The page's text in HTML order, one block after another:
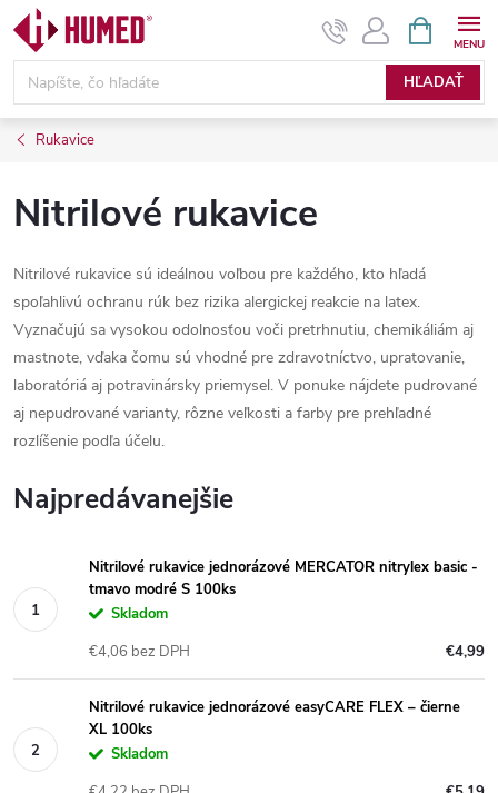
Prejsť
obsah
HĽADAŤ
KOŠÍK
Rukavice
Nitrilové rukavice
Nitrilové rukavice sú ideálnou voľbou pre každého, kto hľadá
spoľahlivú ochranu rúk bez rizika alergickej reakcie na latex.
Vyznačujú sa vysokou odolnosťou voči pretrhnutiu, chemikáliám aj
mastnote, vďaka čomu sú vhodné pre zdravotníctvo, upratovanie,
laboratóriá aj potravinársky priemysel. V ponuke nájdete pudrované
aj nepudrované varianty, rôzne veľkosti a farby pre prehľadné
rozlíšenie podľa účelu.
Najpredávanejšie
Nitrilové rukavice jednorázové MERCATOR nitrylex basic -
tmavo modré S 100ks
Skladom
€4,99
€4,06 bez DPH
Nitrilové rukavice jednorázové easyCARE FLEX – čierne
XL 100ks
Skladom